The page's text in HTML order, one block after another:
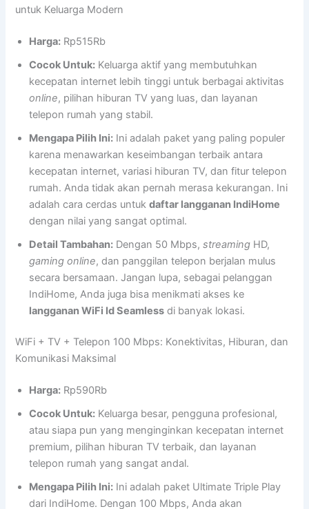
untuk Keluarga Modern
Harga: Rp515Rb
Cocok Untuk: Keluarga aktif yang membutuhkan
kecepatan internet lebih tinggi untuk berbagai aktivitas
online, pilihan hiburan TV yang luas, dan layanan
telepon rumah yang stabil.
Mengapa Pilih Ini: Ini adalah paket yang paling populer
karena menawarkan keseimbangan terbaik antara
kecepatan internet, variasi hiburan TV, dan fitur telepon
rumah. Anda tidak akan pernah merasa kekurangan. Ini
adalah cara cerdas untukdaftar langganan IndiHome
dengan nilai yang sangat optimal.
Detail Tambahan: Dengan 50 Mbps,streaming HD,
gaming online, dan panggilan telepon berjalan mulus
secara bersamaan. Jangan lupa, sebagai pelanggan
IndiHome, Anda juga bisa menikmati akses ke
langganan WiFi Id Seamless di banyak lokasi.
WiFi + TV + Telepon 100 Mbps: Konektivitas, Hiburan, dan
Komunikasi Maksimal
Harga: Rp590Rb
Cocok Untuk: Keluarga besar, pengguna profesional,
atau siapa pun yang menginginkan kecepatan internet
premium, pilihan hiburan TV terbaik, dan layanan
telepon rumah yang sangat andal.
Mengapa Pilih Ini: Ini adalah paket Ultimate Triple Play
dari IndiHome. Dengan 100 Mbps, Anda akan